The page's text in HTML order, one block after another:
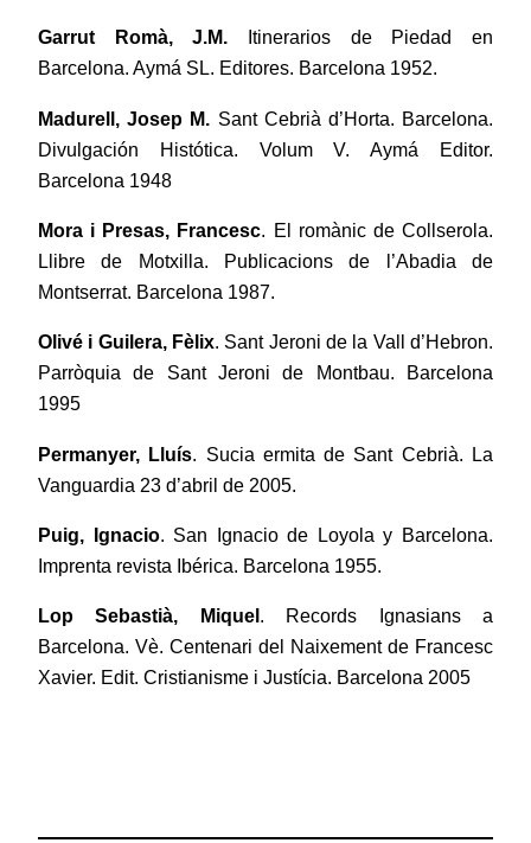
Garrut Romà, J.M.
Itinerarios de Piedad en
Barcelona. Aymá SL. Editores. Barcelona 1952.
Madurell, Josep M. Sant Cebrià d’Horta. Barcelona.
Divulgación Histótica. Volum V. Aymá Editor.
Barcelona 1948
Mora i Presas, Francesc. El romànic de Collserola.
Llibre de Motxilla. Publicacions de l’Abadia de
Montserrat. Barcelona 1987.
Olivé i Guilera, Fèlix. Sant Jeroni de la Vall d’Hebron.
Parròquia de Sant Jeroni de Montbau. Barcelona
1995
Permanyer, Lluís . Sucia ermita de Sant Cebrià. La
Vanguardia 23 d’abril de 2005.
Puig, Ignacio. San Ignacio de Loyola y Barcelona.
Imprenta revista Ibérica. Barcelona 1955.
Lop Sebastià, Miquel. Records Ignasians a
Barcelona. Vè. Centenari del Naixement de Francesc
Xavier. Edit. Cristianisme i Justícia. Barcelona 2005